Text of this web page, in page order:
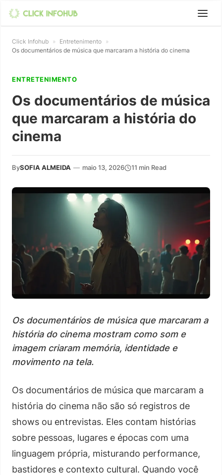
Click Infohub » Entretenimento »
Os documentários de música que marcaram a história do cinema
ENTRETENIMENTO
Os documentários de música
que marcaram a história do
cinema
BySOFIA ALMEIDA — maio 13, 2026 11 min Read
Os documentários de música que marcaram a
história do cinema mostram como som e
imagem criaram memória, identidade e
movimento na tela.
Os documentários de música que marcaram a
história do cinema não são só registros de
shows ou entrevistas. Eles contam histórias
sobre pessoas, lugares e épocas com uma
linguagem própria, misturando performance,
bastidores e contexto cultural. Quando você